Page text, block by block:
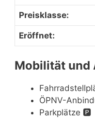
Preisklasse:
Eröffnet:
Mobilität und
ÖPNV-
Parkplätze 🅿️